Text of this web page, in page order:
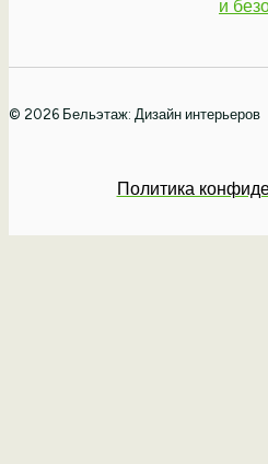
и
© 2026 Бельэтаж: Дизайн интерьеров
Политика